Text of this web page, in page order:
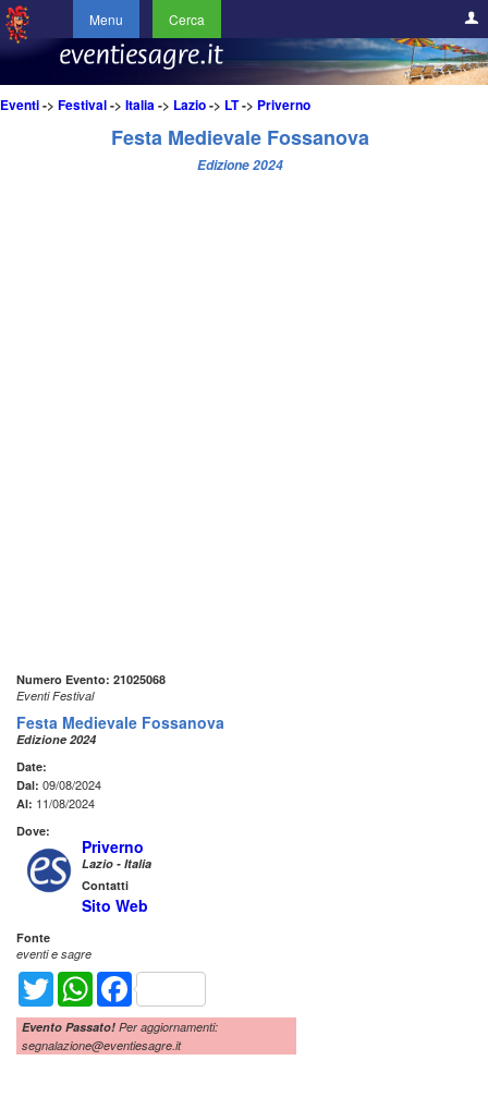
Menu Cerca
Eventi-> Festival-> Italia-> Lazio-> LT-> Priverno
Festa Medievale Fossanova
Edizione 2024
Numero Evento: 21025068
Eventi Festival
Festa Medievale Fossanova
Edizione 2024
Date:
Dal: 09/08/2024
Al: 11/08/2024
Dove:
Priverno
Lazio - Italia
Contatti
Sito Web
Fonte
eventi e sagre
Twitter WhatsAppFacebook
Evento Passato! Per aggiornamenti:
segnalazione@eventiesagre.it